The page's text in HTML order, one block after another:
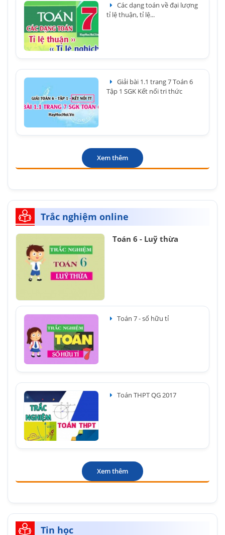
Các dạng toán về đại lượng
tỉ lệ thuận, tỉ lệ...
Giải bài 1.1 trang 7 Toán 6
Tập 1 SGK Kết nối tri thức
Xem thêm
Trắc nghiệm online
Toán 6 - Luỹ thừa
Toán 7 - số hữu tỉ
Toán THPT QG 2017
Xem thêm
Tin học